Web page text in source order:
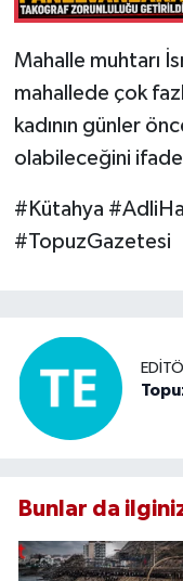
Mahalle muhtarı
mahallede çok
kadının günler
olabileceğini
#Kütahya
#TopuzGazetesi
Bunlar da